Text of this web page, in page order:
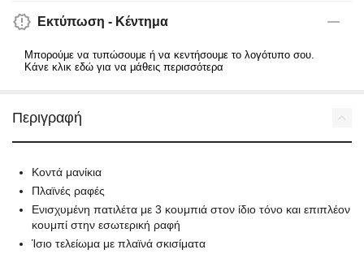
Εκτύπωση - Κέντημα
Μπορούμε να τυπώσουμε ή να κεντήσουμε το λογότυπο σου.
Κάνε κλικ εδώ για να μάθεις περισσότερα
Περιγραφή
Κοντά μανίκια
Πλαϊνές ραφές
Ενισχυμένη πατιλέτα με 3 κουμπιά στον ίδιο τόνο και επιπλέον
κουμπί στην εσωτερική ραφή
Ίσιο τελείωμα με πλαϊνά σκισίματα